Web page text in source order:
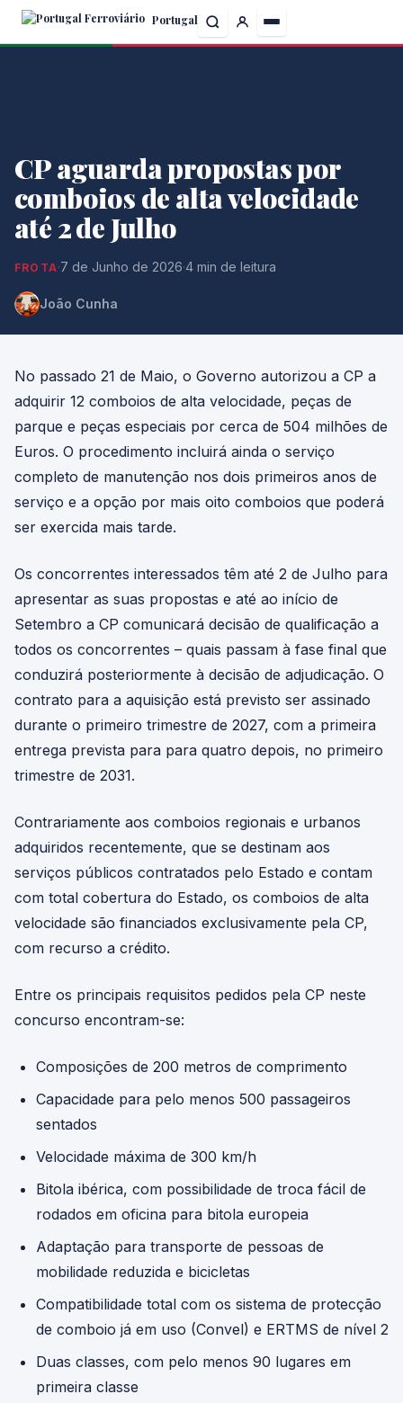
Skip
Portugal
CP aguarda propostas por
comboios de alta velocidade
até 2 de Julho
FROTA·7 de Junho de 2026·4 min de leitura
João Cunha
No passado 21 de Maio, o Governo autorizou a CP a
adquirir 12 comboios de alta velocidade, peças de
parque e peças especiais por cerca de 504 milhões de
Euros. O procedimento incluirá ainda o serviço
completo de manutenção nos dois primeiros anos de
serviço e a opção por mais oito comboios que poderá
ser exercida mais tarde.
Os concorrentes interessados têm até 2 de Julho para
apresentar as suas propostas e até ao início de
Setembro a CP comunicará decisão de qualificação a
todos os concorrentes – quais passam à fase final que
conduzirá posteriormente à decisão de adjudicação. O
contrato para a aquisição está previsto ser assinado
durante o primeiro trimestre de 2027, com a primeira
entrega prevista para para quatro depois, no primeiro
trimestre de 2031.
Contrariamente aos comboios regionais e urbanos
adquiridos recentemente, que se destinam aos
serviços públicos contratados pelo Estado e contam
com total cobertura do Estado, os comboios de alta
velocidade são financiados exclusivamente pela CP,
com recurso a crédito.
Entre os principais requisitos pedidos pela CP neste
concurso encontram-se:
Composições de 200 metros de comprimento
Capacidade para pelo menos 500 passageiros
sentados
Velocidade máxima de 300 km/h
Bitola ibérica, com possibilidade de troca fácil de
rodados em oficina para bitola europeia
Adaptação para transporte de pessoas de
mobilidade reduzida e bicicletas
Compatibilidade total com os sistema de protecção
de comboio já em uso (Convel) e ERTMS de nível 2
Duas classes, com pelo menos 90 lugares em
primeira classe